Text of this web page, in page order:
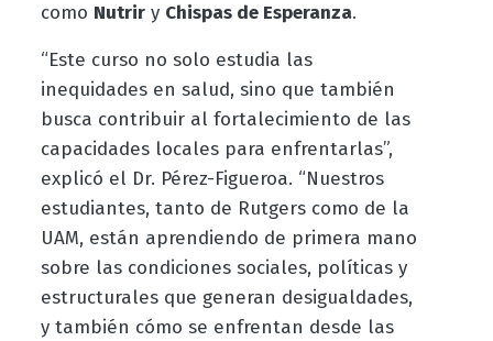
como Nutriry Chispas de Esperanza.
“Este curso no solo estudia las
inequidades en salud, sino que también
busca contribuir al fortalecimiento de las
capacidades locales para enfrentarlas”,
explicó el Dr. Pérez-Figueroa. “Nuestros
estudiantes, tanto de Rutgers como de la
UAM, están aprendiendo de primera mano
sobre las condiciones sociales, políticas y
estructurales que generan desigualdades,
y también cómo se enfrentan desde las